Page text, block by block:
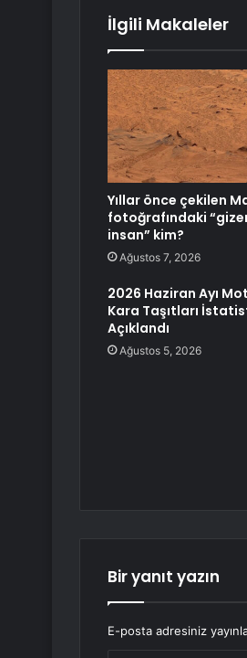
İlgili Makaleler
Yıllar önce çekilen
fotoğrafındaki
insan” kim?
Ağustos 7, 2026
2026 Haziran Ayı
Kara Taşıtları
Açıklandı
Ağustos 5, 2026
Bir yanıt yazın
E-posta adresiniz